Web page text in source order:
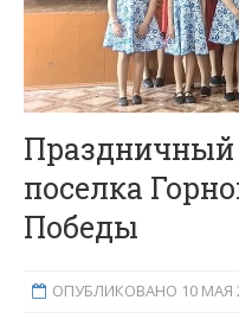
Праздничный
поселка
Победы
ОПУБЛИКОВАНО 10 МАЯ